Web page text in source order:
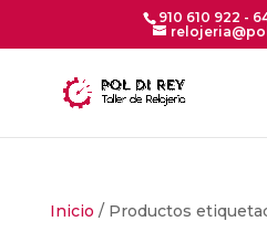
910 610 922 -
Inicio / Productos